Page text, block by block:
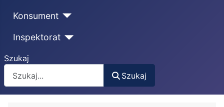
Konsument
Inspektorat
Szukaj
Szukaj